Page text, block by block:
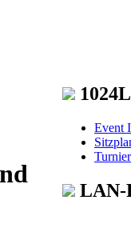
Event
Turnier
LAN-